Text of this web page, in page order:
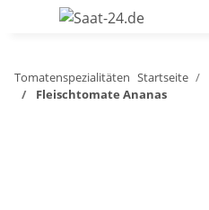
Tomatenspezialitäten Startseite
Fleischtomate Ananas